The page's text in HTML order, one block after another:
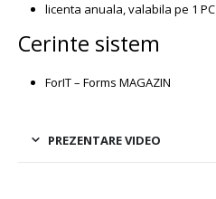
licenta anuala, valabila pe 1 PC
Cerinte sistem
ForIT – Forms MAGAZIN
PREZENTARE VIDEO